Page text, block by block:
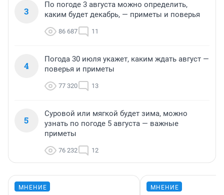
3
По погоде 3 августа можно определить,
каким будет декабрь, — приметы и поверья
86 687 11
4
Погода 30 июля укажет, каким ждать август —
поверья и приметы
77 320 13
5
Суровой или мягкой будет зима, можно
узнать по погоде 5 августа — важные
приметы
76 232 12
МНЕНИЕ МНЕНИЕ